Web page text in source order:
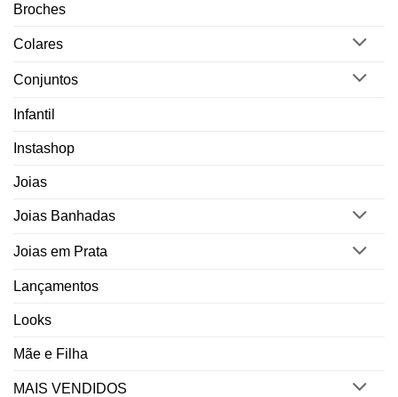
Broches
Colares
Conjuntos
Infantil
Instashop
Joias
Joias Banhadas
Joias em Prata
Lançamentos
Looks
Mãe e Filha
MAIS VENDIDOS